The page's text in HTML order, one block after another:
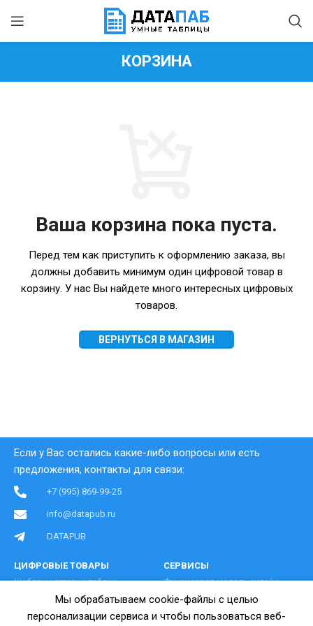
КОРЗИНА
Ваша корзина пока пуста.
Перед тем как приступить к оформлению заказа, вы
должны добавить минимум один цифровой товар в
корзину. У нас Вы найдете много интересных цифровых
товаров.
ВЕРНУТЬСЯ В МАГАЗИН
Если у Вас остались какие-либо вопросы или есть
предложения, контакты для связи:
+7 (995) 869-99-25
info@datapub.ru
DATAPUB
ЦИФРОВЫЕ ТОВАРЫ
Шаблоны готовых таблиц
Финансовые модели
Бизнес-планы с расчетами
СЕРВИСЫ
Финансовая модель онлайн
Калькулятор тарифов РКО
Коды ОКВЭД онлайн
Мы обрабатываем cookie-файлы с целью
персонализации сервиса и чтобы пользоваться веб-